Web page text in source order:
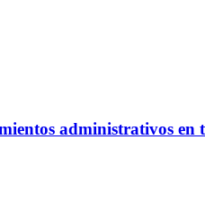
administrativos